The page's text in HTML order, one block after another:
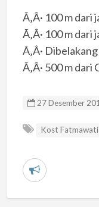
Ã‚Â· 100 m
Ã‚Â· 100 m
Ã‚Â·
Ã‚Â· 500 m dari
27 Desember
Kost Fatmawati
L